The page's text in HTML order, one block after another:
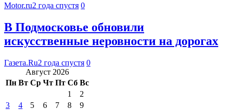
Motor.ru2 года спустя 0
В Подмосковье обновили
искусственные неровности на дорогах
Газета.Ru2 года спустя 0
Август 2026
Пн Вт Ср Чт Пт Сб Вс
1
2
3
4 5 6 7 8 9